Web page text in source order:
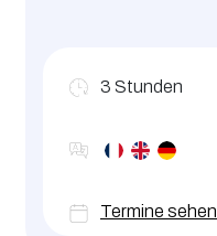
3 Stunden
Termine sehen